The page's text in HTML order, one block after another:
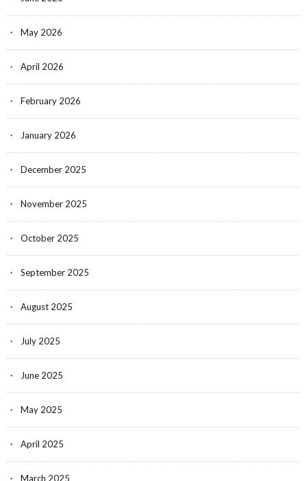
May 2026
April 2026
February 2026
January 2026
December 2025
November 2025
October 2025
September 2025
August 2025
July 2025
June 2025
May 2025
April 2025
March 2025